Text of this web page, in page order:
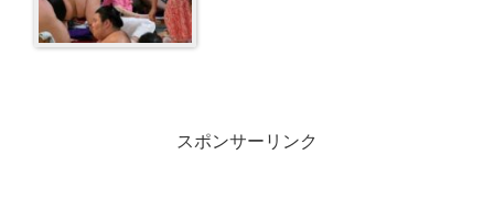
スポンサーリンク